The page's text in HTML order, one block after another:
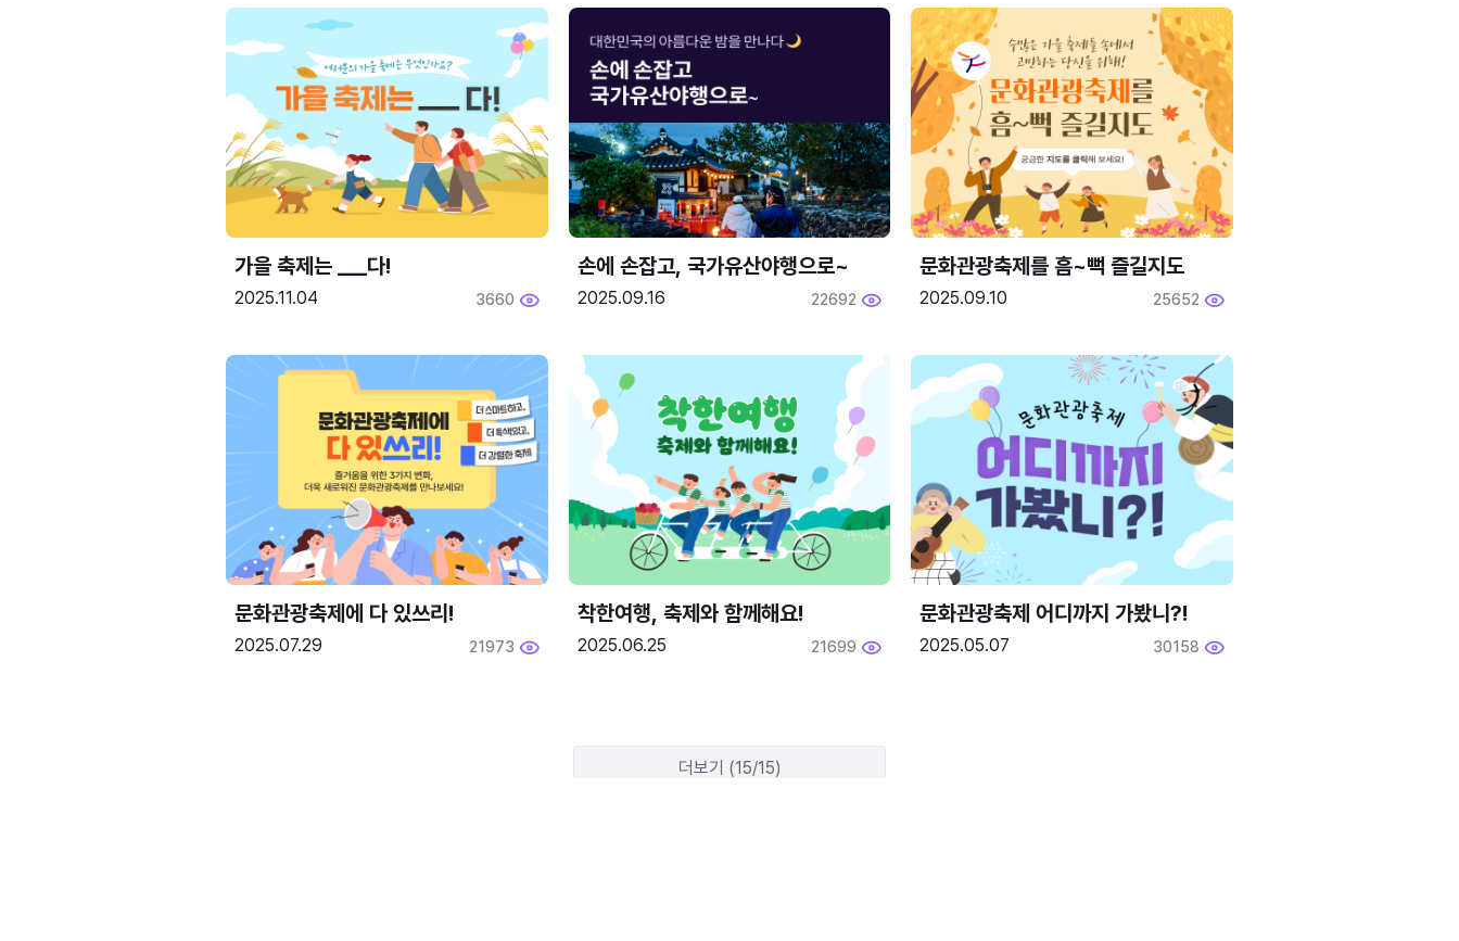
2025.11.04 3660
손에 손잡고, 국가유산야행으로~
2025.09.16 22692
문화관광축제를 흠~뻑 즐길지도
2025.09.10 25652
문화관광축제에 다 있쓰리!
2025.07.29 21973
착한여행, 축제와 함께해요!
2025.06.25 21699
문화관광축제 어디까지 가봤니?!
2025.05.07 30158
더보기 (15/15)